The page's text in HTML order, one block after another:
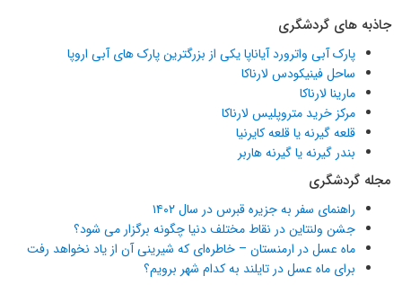
جاذبه های گردشگری
پارک آبی واترورد آیاناپا یکی از بزرگترین پارک های آبی اروپا
ساحل فینیکودس لارناکا
مارینا لارناکا
مرکز خرید متروپلیس لارناکا
قلعه گیرنه یا قلعه کایرنیا
بندر گیرنه یا گیرنه هاربر
مجله گردشگری
راهنمای سفر به جزیره قبرس در سال ۱۴۰۲
جشن ولنتاین در نقاط مختلف دنیا چگونه برگزار می شود؟
ماه عسل در ارمنستان – خاطره‌ای که شیرینی آن از یاد نخواهد رفت
برای ماه عسل در تایلند به کدام شهر برویم؟